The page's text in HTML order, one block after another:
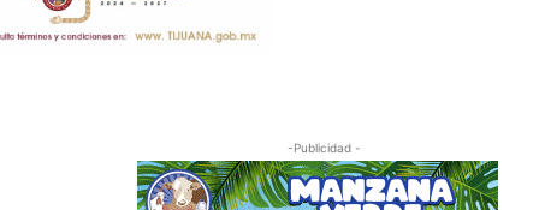
-Publicidad -